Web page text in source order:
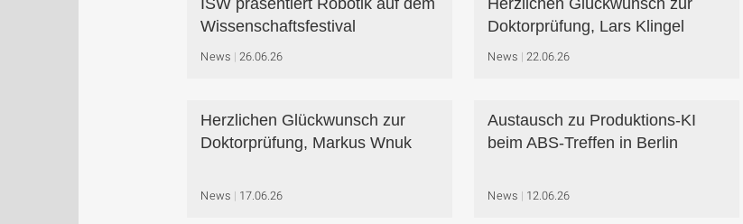
ISW präsentiert Robotik auf dem
Wissenschaftsfestival
News 26.06.26
Herzlichen Glückwunsch zur
Doktorprüfung, Lars Klingel
News 22.06.26
Herzlichen Glückwunsch zur
Doktorprüfung, Markus Wnuk
News 17.06.26
Austausch zu Produktions-KI
beim ABS-Treffen in Berlin
News 12.06.26